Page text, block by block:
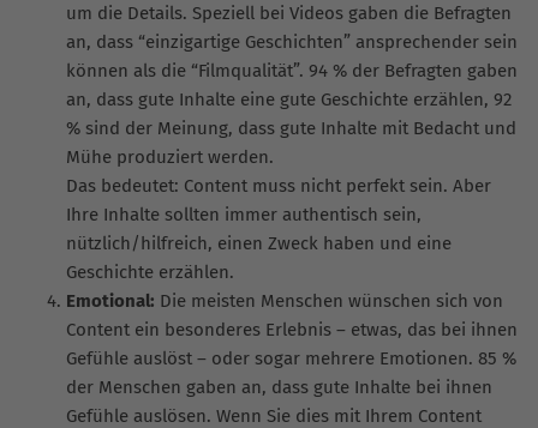
um die Details. Speziell bei Videos gaben die Befragten
an, dass “einzigartige Geschichten” ansprechender sein
können als die “Filmqualität”. 94 % der Befragten gaben
an, dass gute Inhalte eine gute Geschichte erzählen, 92
% sind der Meinung, dass gute Inhalte mit Bedacht und
Mühe produziert werden.
Das bedeutet: Content muss nicht perfekt sein. Aber
Ihre Inhalte sollten immer authentisch sein,
nützlich/hilfreich, einen Zweck haben und eine
Geschichte erzählen.
Emotional: Die meisten Menschen wünschen sich von
Content ein besonderes Erlebnis – etwas, das bei ihnen
Gefühle auslöst – oder sogar mehrere Emotionen. 85 %
der Menschen gaben an, dass gute Inhalte bei ihnen
Gefühle auslösen. Wenn Sie dies mit Ihrem Content